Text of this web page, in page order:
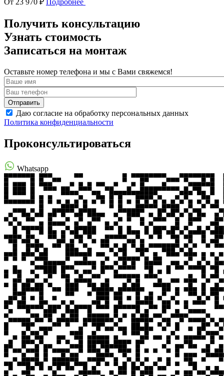
От 23 970 ₽ Подробнее
Получить консультацию
Узнать стоимость
Записаться на монтаж
Оставьте номер телефона и мы с Вами свяжемся!
Даю согласие на обработку персональных данных
Политика конфиденциальности
Проконсультироваться
Whatsapp